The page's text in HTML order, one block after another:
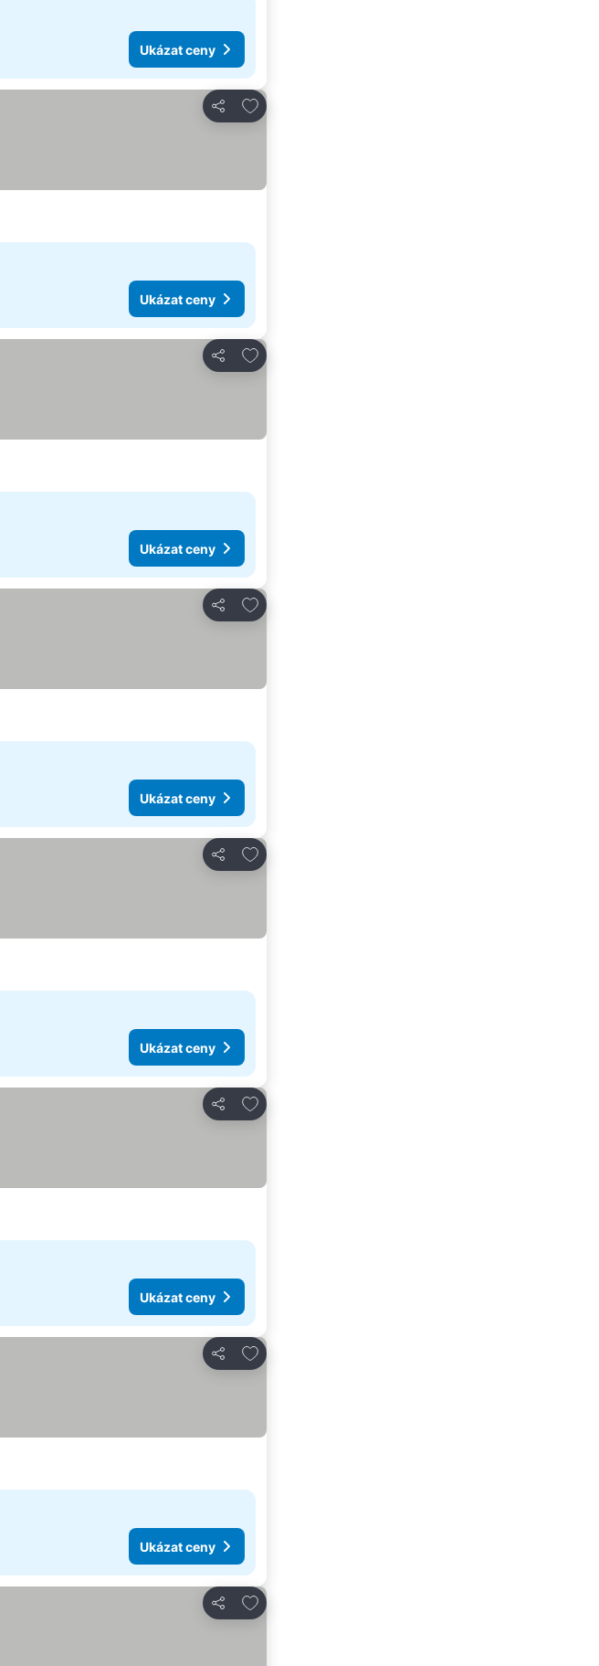
Ukázat ceny
Sdílet
Přidat na seznam oblíbených hotelů
Ukázat ceny
Sdílet
Přidat na seznam oblíbených hotelů
Ukázat ceny
Sdílet
Přidat na seznam oblíbených hotelů
Ukázat ceny
Sdílet
Přidat na seznam oblíbených hotelů
Ukázat ceny
Sdílet
Přidat na seznam oblíbených hotelů
Ukázat ceny
Sdílet
Přidat na seznam oblíbených hotelů
Ukázat ceny
Sdílet
Přidat na seznam oblíbených hotelů